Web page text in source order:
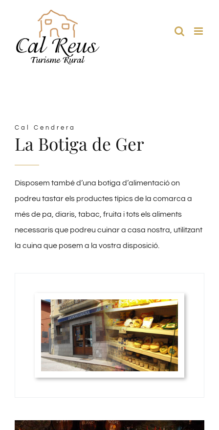
content
Cal Cendrera
La Botiga de Ger
Disposem també d’una botiga d’alimentació on
podreu tastar els productes típics de la comarca a
més de pa, diaris, tabac, fruita i tots els aliments
necessaris que podreu cuinar a casa nostra, utilitzant
la cuina que posem a la vostra disposició.